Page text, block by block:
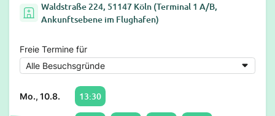
Waldstraße 224, 51147 Köln (Terminal 1 A/B,
Ankunftsebene im Flughafen)
Freie Termine für
Mo., 10.8. 13:30